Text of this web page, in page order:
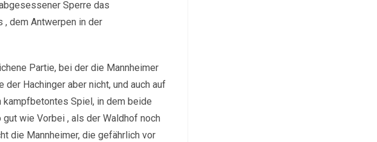
Sperre das
, dem Antwerpen in der
Partie, bei der die Mannheimer
Hachinger aber nicht, und auch auf
kampfbetontes Spiel, in dem beide
wie Vorbei , als der Waldhof noch
die Mannheimer, die gefährlich vor